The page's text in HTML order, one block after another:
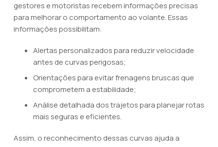
gestores e motoristas recebem informações precisas
para melhorar o comportamento ao volante. Essas
informações possibilitam:
Alertas personalizados para reduzir velocidade
antes de curvas perigosas;
Orientações para evitar frenagens bruscas que
comprometem a estabilidade;
Análise detalhada dos trajetos para planejar rotas
mais seguras e eficientes.
Assim, o reconhecimento dessas curvas ajuda a